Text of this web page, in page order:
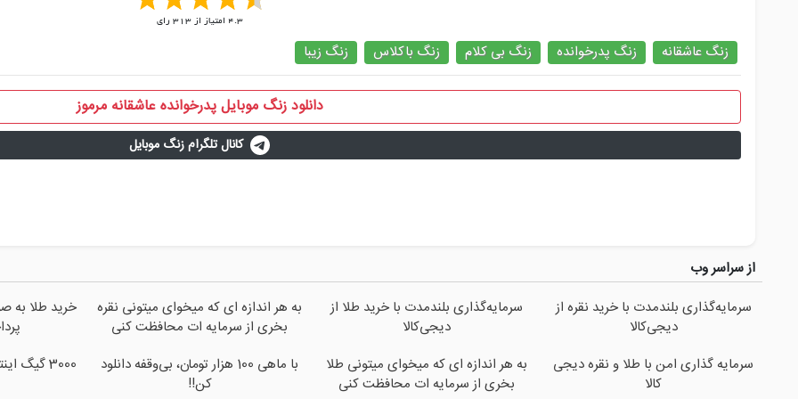
4.3 امتیاز از313رای
زنگ عاشقانه زنگ پدرخوانده زنگ بی کلام زنگ باکلاس زنگ زیبا
دانلود زنگ موبایل پدرخوانده عاشقانه مرموز
کانال تلگرام زنگ موبایل
از سراسر وب
سرمایه‌گذاری بلندمدت با خرید نقره از
دیجی‌کالا
سرمایه‌گذاری بلندمدت با خرید طلا از
دیجی‌کالا
به هر اندازه ای که میخوای میتونی نقره
بخری از سرمایه ات محافظت کنی
خرید طلا به
سرمایه گذاری امن با طلا و نقره دیجی
کالا
به هر اندازه ای که میخوای میتونی طلا
بخری از سرمایه ات محافظت کنی
با ماهی 100 هزار تومان، بی‌وقفه دانلود
کن!!